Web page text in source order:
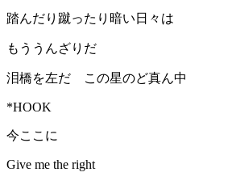
踏んだり蹴ったり暗い日々は
もううんざりだ
泪橋を左だ この星のど真ん中
*HOOK
今ここに
Give me the right